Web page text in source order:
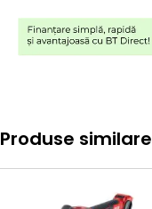
Produse similare